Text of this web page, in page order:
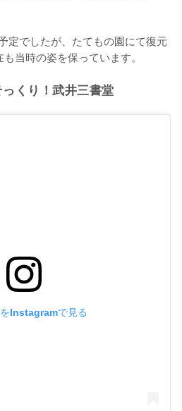
定でしたが、たてもの園にて復元
当時の姿を保っています。
くり！武井三書堂
Instagramで見る